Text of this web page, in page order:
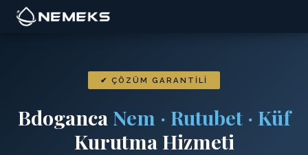
✔ ÇÖZÜM GARANTILI
Bdoganca Nem · Rutubet · Küf
Kurutma Hizmeti